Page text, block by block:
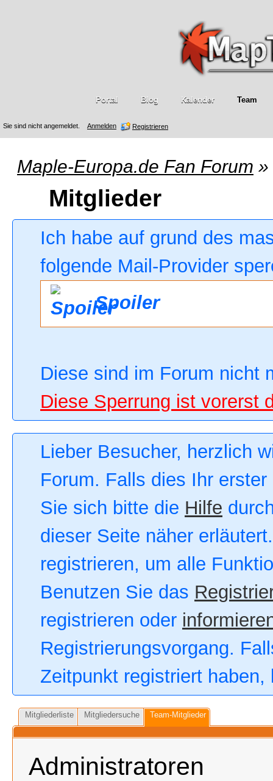
Sie sind nicht angemeldet. Anmelden Registrieren
Portal Blog Kalender Team
Maple-Europa.de Fan Forum »
Mitglieder
Ich habe auf grund des
folgende Mail-Provider
Spoiler
Diese sind im Forum nicht
Diese Sperrung ist vorerst
Lieber Besucher, herzlich
Forum. Falls dies Ihr
Sie sich bitte die Hilfe
dieser Seite näher
registrieren, um alle
Benutzen Sie das
registrieren oder
Registrierungsvorgang.
Zeitpunkt registriert
Mitgliederliste Mitgliedersuche Team-Mitglieder
Administratoren